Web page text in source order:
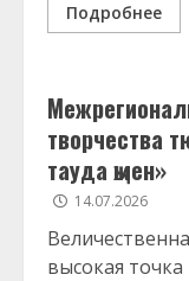
Подробнее
творчества
тауда җыен»
14.07.2026
высокая